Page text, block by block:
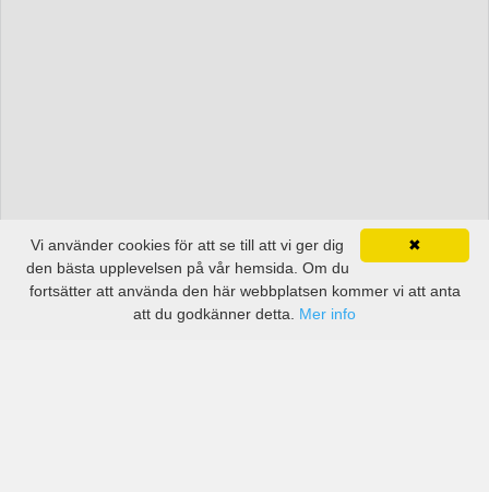
✖
Vi använder cookies för att se till att vi ger dig
den bästa upplevelsen på vår hemsida. Om du
fortsätter att använda den här webbplatsen kommer vi att anta
att du godkänner detta. Mer info